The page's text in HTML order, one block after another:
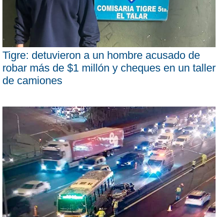
Tigre: detuvieron a un hombre acusado de
robar más de $1 millón y cheques en un taller
de camiones